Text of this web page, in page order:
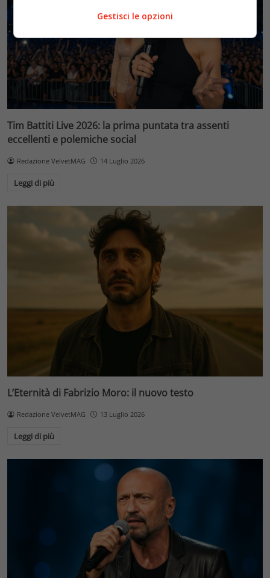
Tim Battiti Live 2026: la prima puntata tra assenti
eccellenti e polemiche social
Redazione VelvetMAG 14 Luglio 2026
Leggi di più
L’Eternità di Fabrizio Moro: il nuovo testo
Redazione VelvetMAG 13 Luglio 2026
Leggi di più
Gestisci le opzioni